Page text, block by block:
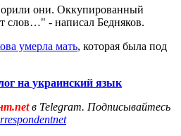
они. Оккупированный
- написал Бедняков.
умерла мать, которая была под
на украинский язык
в Telegram. Подписывайтесь